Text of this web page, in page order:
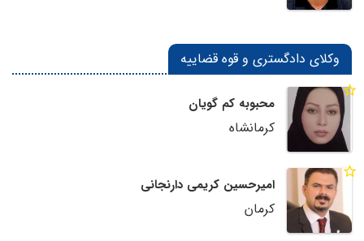
وکلای دادگستری و قوه قضاییه
محبوبه کم گویان
کرمانشاه
امیرحسین کریمی دارنجانی
کرمان